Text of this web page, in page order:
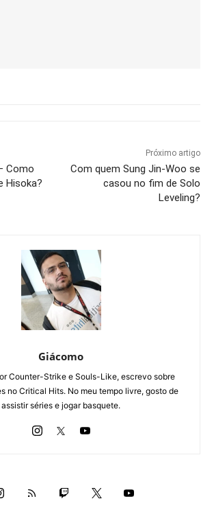
Como
Hisoka?
Próximo artigo
Com quem Sung Jin-Woo se
casou no fim de Solo
Leveling?
Giácomo
Counter-Strike e Souls-Like, escrevo sobre
no Critical Hits. No meu tempo livre, gosto de
assistir séries e jogar basquete.